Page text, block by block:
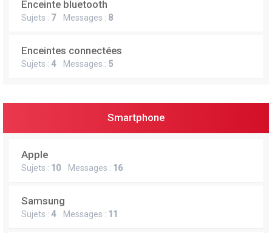
Enceinte bluetooth
Sujets : 7Messages : 8
Enceintes connectées
Sujets : 4Messages : 5
Smartphone
Apple
Sujets : 10 Messages : 16
Samsung
Sujets : 4Messages : 11